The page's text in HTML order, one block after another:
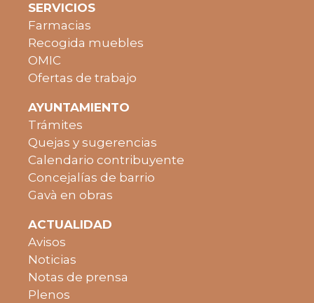
SERVICIOS
Farmacias
Recogida muebles
OMIC
Ofertas de trabajo
AYUNTAMIENTO
Trámites
Quejas y sugerencias
Calendario contribuyente
Concejalías de barrio
Gavà en obras
ACTUALIDAD
Avisos
Noticias
Notas de prensa
Plenos